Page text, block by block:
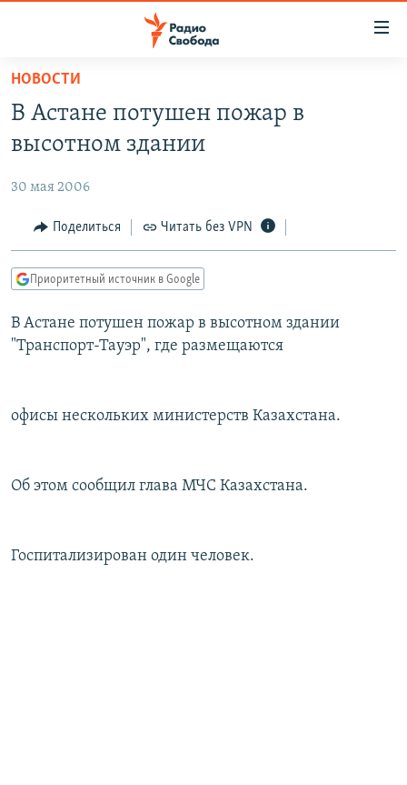
упрощенного
доступа
основному
Вернутся
главной
навигации
Вернутся
ЦИТАТЫ СВОБОДЫ
МНЕНИЯ
IDEL.РЕАЛИИ
КАВКАЗ.РЕАЛИИ
СЕВЕР.РЕАЛИИ
РАСПИСАНИЕ ВЕЩАНИЯ
НОВОСТИ
В Астане потушен пожар в
высотном здании
30 мая 2006
Поделиться Читать без VPN
Приоритетный источник в Google
В Астане потушен пожар в высотном здании
"Транспорт-Тауэр", где размещаются
офисы нескольких министерств Казахстана.
Об этом сообщил глава МЧС Казахстана.
Госпитализирован один человек.